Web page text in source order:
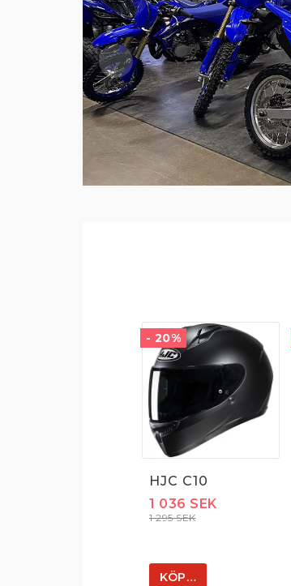
- 20%
HJC C10
1 295 SEK
1 036 SEK
KÖP…